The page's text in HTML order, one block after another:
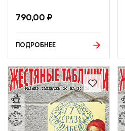
790,00 ₽
ПОДРОБНЕЕ